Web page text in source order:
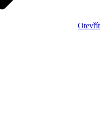
Otevřít